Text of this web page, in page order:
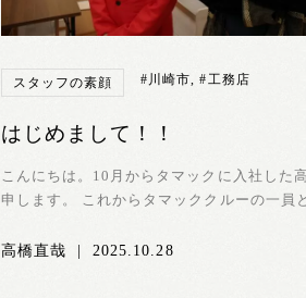
スタッフの素顔 #川崎市,#工務店
はじめまして！！
こんにちは。10月からタマックに入社した
申します。 これからタマッククルーの一員
高橋直哉 | 2025.10.28